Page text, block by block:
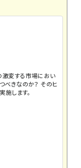
激変する市場におい
べきなのか？ そのヒ
施します。